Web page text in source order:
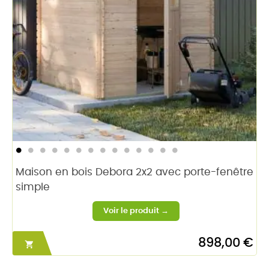
Maison en bois Debora 2x2 avec porte-fenêtre
simple
 898,00 €